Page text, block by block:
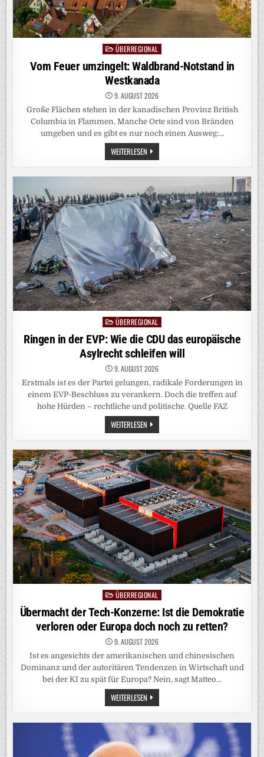
Posted
in
ÜBERREGIONAL
Vom Feuer umzingelt: Waldbrand-Notstand in
Westkanada
9. AUGUST 2026
Große Flächen stehen in der kanadischen Provinz British
Columbia in Flammen. Manche Orte sind von Bränden
umgeben und es gibt es nur noch einen Ausweg:…
WEITERLESEN VOM
FEUER
UMZINGELT:
WALDBRAND-
IN
WESTKANADA
Posted
in
ÜBERREGIONAL
Ringen in der EVP: Wie die CDU das europäische
Asylrecht schleifen will
9. AUGUST 2026
Erstmals ist es der Partei gelungen, radikale Forderungen in
einem EVP-Beschluss zu verankern. Doch die treffen auf
hohe Hürden – rechtliche und politische. Quelle FAZ
WEITERLESEN RINGEN
IN
DER
WIE
DIE
CDU
DAS
EUROPÄISCHE
ASYLRECHT
SCHLEIFEN
WILL
Posted
in
ÜBERREGIONAL
Übermacht der Tech-Konzerne: Ist die Demokratie
verloren oder Europa doch noch zu retten?
9. AUGUST 2026
Ist es angesichts der amerikanischen und chinesischen
Dominanz und der autoritären Tendenzen in Wirtschaft und
bei der KI zu spät für Europa? Nein, sagt Matteo…
WEITERLESEN ÜBERMACHT
DER
TECH-
KONZERNE:
IST
DIE
DEMOKRATIE
VERLOREN